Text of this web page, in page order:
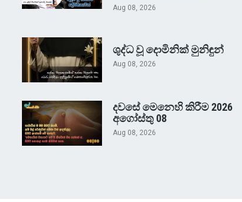
Aug 08, 2026
ශුද්ධ වූ දොමිනික් මුනිඳුන්
Aug 08, 2026
දවසේ මෙනෙහි කිරීම 2026
අගෝස්තු 08
Aug 08, 2026